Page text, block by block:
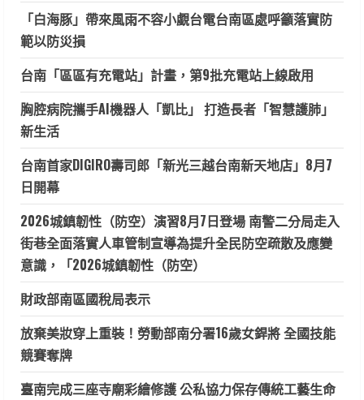
「白海豚」帶來風雨不容小覷台電台南區處呼籲落實防
範以防災損
台南「區區有充電站」計畫，第9批充電站上線啟用
胸腔病院攜手AI機器人「凱比」 打造長者「智慧護肺」
新生活
台南首家DIGIRO壽司郎「新光三越台南新天地店」8月7
日開幕
2026城鎮韌性（防空）演習8月7日登場 南警二分局走入
街巷全面落實人車管制宣導為提升全民防空疏散及應變
意識，「2026城鎮韌性（防空）
財政部南區國稅局表示
放棄美妝穿上重裝！勞動部南分署16歲女銲將 全國技能
競賽奪牌
臺南完成三座寺廟彩繪修護 公私協力保存傳統工藝生命